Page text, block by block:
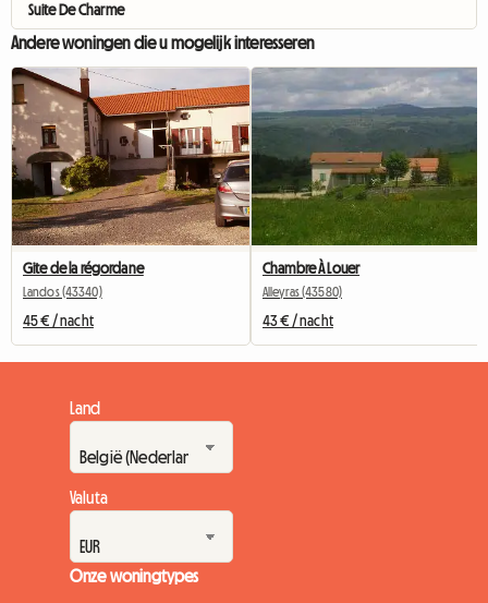
Suite De Charme
Andere woningen die u mogelijk interesseren
Gite de la régordane
Landos (43340)
45 € / nacht
Chambre À Louer
Alleyras (43580)
43 € / nacht
Land
Valuta
Onze woningtypes